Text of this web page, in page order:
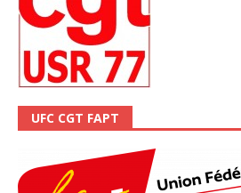
UFC CGT FAPT